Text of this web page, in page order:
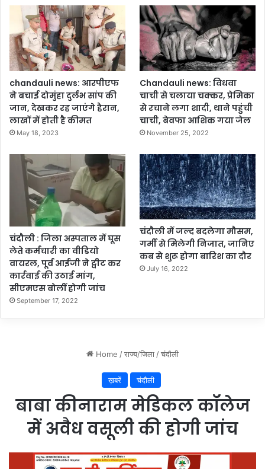
म
अ
फ
स
रों
को
दी
हि
दा
त
द्ध
त
री
के
से
शि
का
य
chandauli news: आरपीएफ
ने बचाई दोमुंहा दुर्लभ सांप की
जान, देखकर रह जाएंगे हैरान,
लाखों में होती है कीमत
May 18, 2023
Chandauli news: विधवा
चाची से चलाया चक्कर, प्रेमिका
से रचाने लगा शादी, थाने पहुंची
चाची, बेवफा आशिक गया जेल
November 25, 2022
चंदौली : जिला अस्पताल में घूस
लेते कर्मचारी का वीडियो
वायरल, पूर्व आईजी ने ट्वीट कर
कार्रवाई की उठाई मांग,
सीएमएस बोलीं होगी जांच
September 17, 2022
चंदौली में जल्द बदलेगा मौसम,
गर्मी से मिलेगी निजात, जानिए
कब से शुरू होगा बारिश का दौर
July 16, 2022